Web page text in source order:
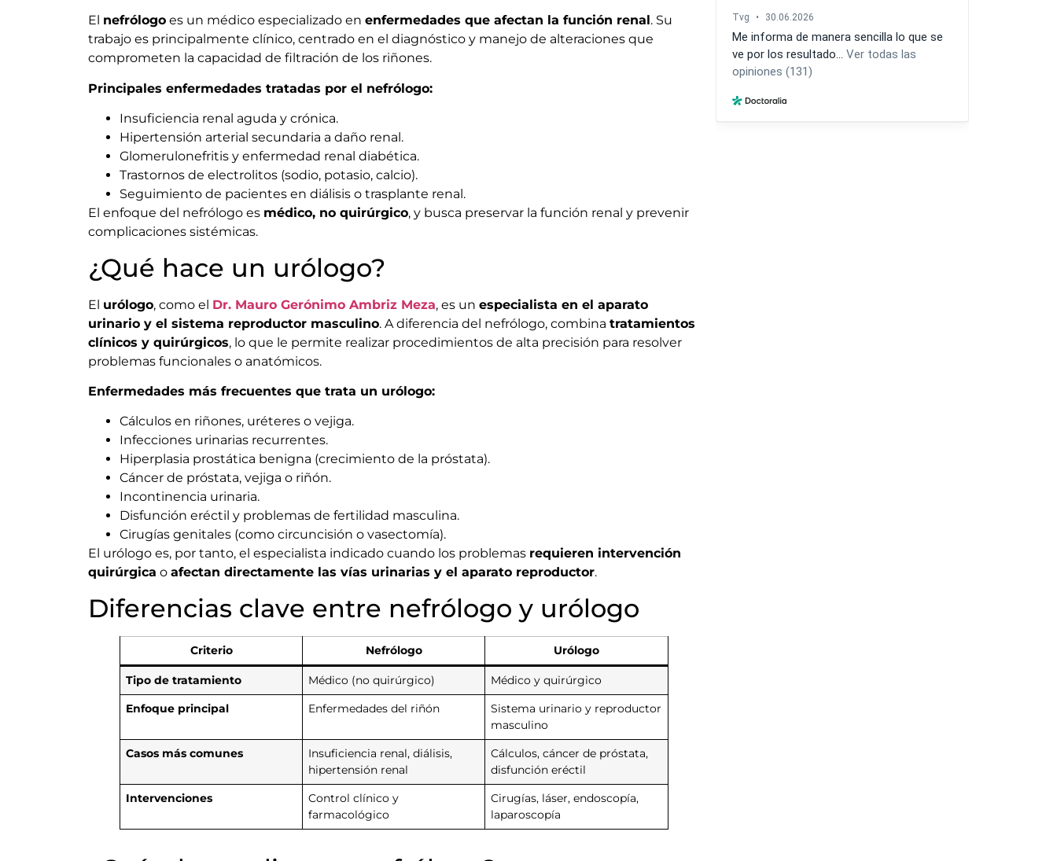
El nefrólogo es un médico especializado en enfermedades que afectan la función renal. Su
trabajo es principalmente clínico, centrado en el diagnóstico y manejo de alteraciones que
comprometen la capacidad de filtración de los riñones.
Principales enfermedades tratadas por el nefrólogo:
Insuficiencia renal aguda y crónica.
Hipertensión arterial secundaria a daño renal.
Glomerulonefritis y enfermedad renal diabética.
Trastornos de electrolitos (sodio, potasio, calcio).
Seguimiento de pacientes en diálisis o trasplante renal.
El enfoque del nefrólogo es médico, no quirúrgico, y busca preservar la función renal y prevenir
complicaciones sistémicas.
¿Qué hace un urólogo?
El urólogo, como el Dr. Mauro Gerónimo Ambriz Meza, es un especialista en el aparato
urinario y el sistema reproductor masculino. A diferencia del nefrólogo, combina tratamientos
clínicos y quirúrgicos, lo que le permite realizar procedimientos de alta precisión para resolver
problemas funcionales o anatómicos.
Enfermedades más frecuentes que trata un urólogo:
Cálculos en riñones, uréteres o vejiga.
Infecciones urinarias recurrentes.
Hiperplasia prostática benigna (crecimiento de la próstata).
Cáncer de próstata, vejiga o riñón.
Incontinencia urinaria.
Disfunción eréctil y problemas de fertilidad masculina.
Cirugías genitales (como circuncisión o vasectomía).
El urólogo es, por tanto, el especialista indicado cuando los problemas requieren intervención
quirúrgica o afectan directamente las vías urinarias y el aparato reproductor.
Diferencias clave entre nefrólogo y urólogo
Criterio Nefrólogo Urólogo
Tipo de tratamiento Médico (no quirúrgico)
Médico y quirúrgico
Enfoque principal
Enfermedades del riñón
Sistema urinario y reproductor
masculino
Casos más comunes
Insuficiencia renal, diálisis,
hipertensión renal
Cálculos, cáncer de próstata,
disfunción eréctil
Intervenciones
Control clínico y
farmacológico
Cirugías, láser, endoscopía,
laparoscopía